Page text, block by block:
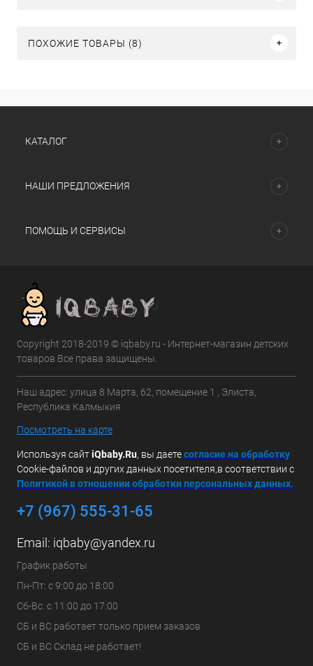
ПОХОЖИЕ ТОВАРЫ (8)
КАТАЛОГ
НАШИ ПРЕДЛОЖЕНИЯ
ПОМОЩЬ И СЕРВИСЫ
Copyright 2018-2019 © iqbaby.ru - Интернет-магазин детских
товаров Все права защищены.
Наш адрес: улица 8 Марта, 62, помещение 1 , Элиста,
Республика Калмыкия
Посмотреть на карте
Используя сайтiQbaby.Ru, вы даетесогласие на обработку
Cookie-файлов и других данных посетителя,в соответствии с
Политикой в отношении обработки персональных данных.
+7 (967) 555-31-65
Email: iqbaby@yandex.ru
График работы
Пн-Пт: с 9:00 до 18:00
Сб-Вс. с 11:00 до 17:00
СБ и ВС работает только прием заказов
СБ и ВС Склад не работает!